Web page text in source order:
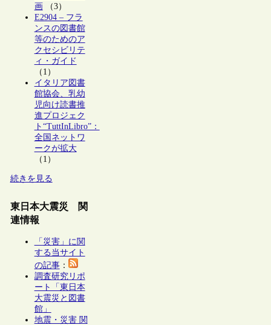
画 （3）
E2904 – フラ
ンスの図書館
等のためのア
クセシビリテ
ィ・ガイド
（1）
イタリア図書
館協会、乳幼
児向け読書推
進プロジェク
ト“TuttInLibro”：
全国ネットワ
ークが拡大
（1）
続きを見る
東日本大震災 関
連情報
「災害」に関
する当サイト
の記事：
調査研究リポ
ート「東日本
大震災と図書
館」
地震・災害 関